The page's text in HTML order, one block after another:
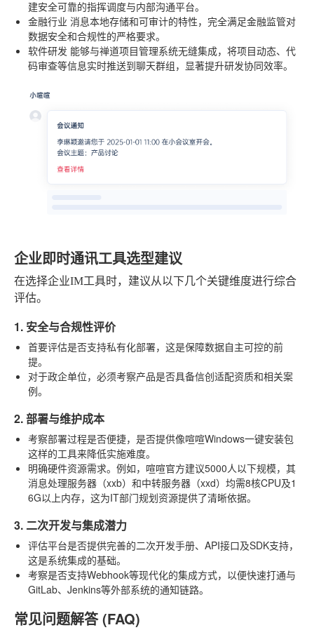
建安全可靠的指挥调度与内部沟通平台。
金融行业 消息本地存储和可审计的特性，完全满足金融监管对
数据安全和合规性的严格要求。
软件研发 能够与禅道项目管理系统无缝集成，将项目动态、代
码审查等信息实时推送到聊天群组，显著提升研发协同效率。
企业即时通讯工具选型建议
在选择企业IM工具时，建议从以下几个关键维度进行综合
评估。
1. 安全与合规性评价
首要评估是否支持私有化部署，这是保障数据自主可控的前
提。
对于政企单位，必须考察产品是否具备信创适配资质和相关案
例。
2. 部署与维护成本
考察部署过程是否便捷，是否提供像喧喧Windows一键安装包
这样的工具来降低实施难度。
明确硬件资源需求。例如，喧喧官方建议5000人以下规模，其
消息处理服务器（xxb）和中转服务器（xxd）均需8核CPU及1
6G以上内存，这为IT部门规划资源提供了清晰依据。
3. 二次开发与集成潜力
评估平台是否提供完善的二次开发手册、API接口及SDK支持，
这是系统集成的基础。
考察是否支持Webhook等现代化的集成方式，以便快速打通与
GitLab、Jenkins等外部系统的通知链路。
常见问题解答 (FAQ)